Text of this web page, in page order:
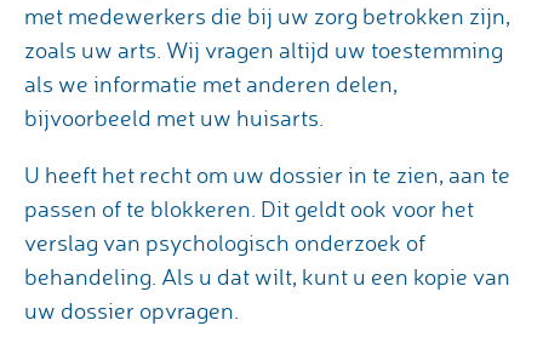
met medewerkers die bij uw zorg betrokken zijn,
zoals uw arts. Wij vragen altijd uw toestemming
als we informatie met anderen delen,
bijvoorbeeld met uw huisarts.
U heeft het recht om uw dossier in te zien, aan te
passen of te blokkeren. Dit geldt ook voor het
verslag van psychologisch onderzoek of
behandeling. Als u dat wilt, kunt u een kopie van
uw dossier opvragen.